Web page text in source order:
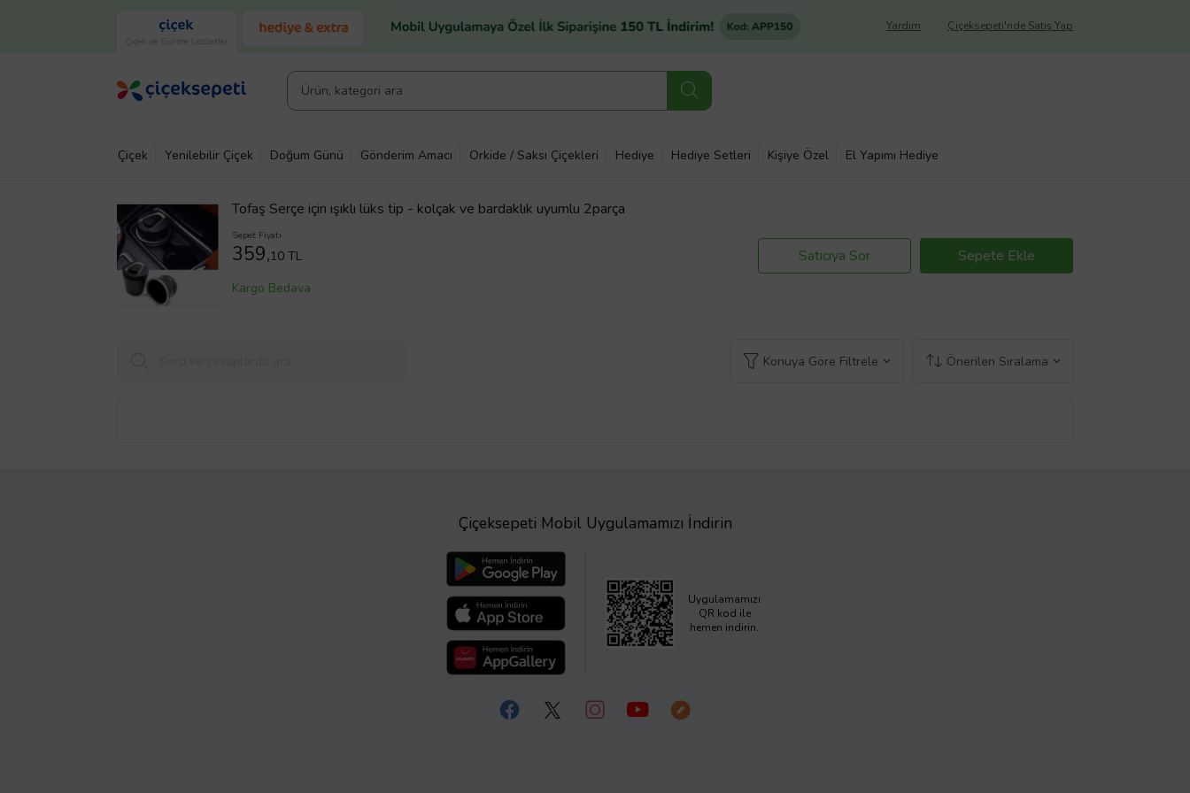
Çiçek ve Gurme Lezzetler
Çiçeksepeti'nde Satış Yap
Yardım
Çiçek Yenilebilir Çiçek Doğum Günü Gönderim Amacı Orkide / Saksı Çiçekleri Hediye Hediye Setleri Kişiye Özel El Yapımı Hediye
Tofaş Serçe için ışıklı lüks tip - kolçak ve bardaklık uyumlu 2parça
Sepet Fiyatı
359,10 TL
Kargo Bedava
Satıcıya Sor Sepete Ekle
Konuya Göre Filtrele Önerilen Sıralama
Çiçeksepeti Mobil Uygulamamızı İndirin
Uygulamamızı
QR kod ile
hemen indirin.